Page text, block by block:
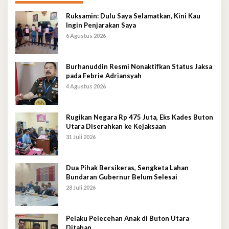
Ruksamin: Dulu Saya Selamatkan, Kini Kau
Ingin Penjarakan Saya
6 Agustus 2026
Burhanuddin Resmi Nonaktifkan Status Jaksa
pada Febrie Adriansyah
4 Agustus 2026
Rugikan Negara Rp 475 Juta, Eks Kades Buton
Utara Diserahkan ke Kejaksaan
31 Juli 2026
Dua Pihak Bersikeras, Sengketa Lahan
Bundaran Gubernur Belum Selesai
28 Juli 2026
Pelaku Pelecehan Anak di Buton Utara